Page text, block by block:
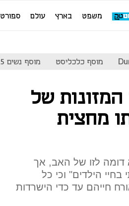
משפט בארץ עולם ספורט
מוסף כלכליסט מוסף נשים 2025
של
מחצית
לזו של האב, אך
הילדים" וכי כל
חייהם עד כדי הישרדות